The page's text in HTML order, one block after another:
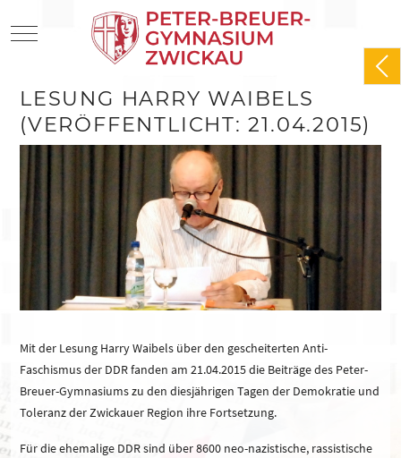
Mobile Menu Toggle
LESUNG HARRY WAIBELS
(VERÖFFENTLICHT: 21.04.2015)
Mit der Lesung Harry Waibels über den gescheiterten Anti-
Faschismus der DDR fanden am 21.04.2015 die Beiträge des Peter-
Breuer-Gymnasiums zu den diesjährigen Tagen der Demokratie und
Toleranz der Zwickauer Region ihre Fortsetzung.
Für die ehemalige DDR sind über 8600 neo-nazistische, rassistische